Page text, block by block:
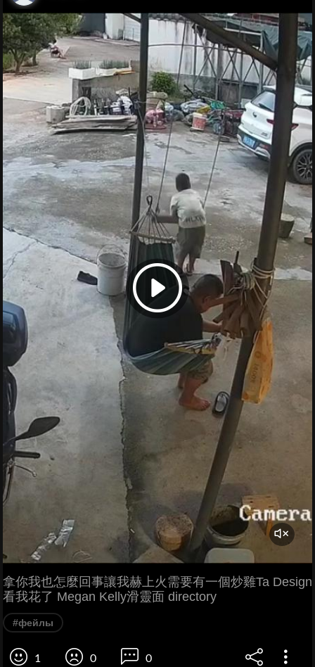
拿你我也怎麼回事讓我赫上火需要有一個炒雞Ta Design
看我花了 Megan Kelly滑靈面 directory
#фейлы
1 0 0